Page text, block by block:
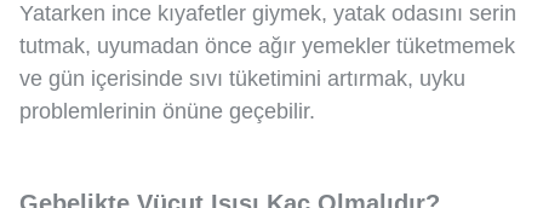
Yatarken ince kıyafetler giymek, yatak odasını serin
tutmak, uyumadan önce ağır yemekler tüketmemek
ve gün içerisinde sıvı tüketimini artırmak, uyku
problemlerinin önüne geçebilir.